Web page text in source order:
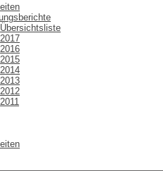
Übersichtsliste
2017
2016
2015
2014
2013
2012
2011